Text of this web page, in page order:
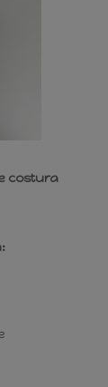
costura